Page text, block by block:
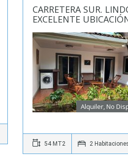
CARRETERA SUR.
EXCELENTE
Alquiler, No
54 MT2 2